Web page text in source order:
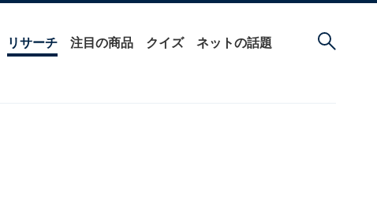
リサーチ 注目の商品 クイズ ネットの話題